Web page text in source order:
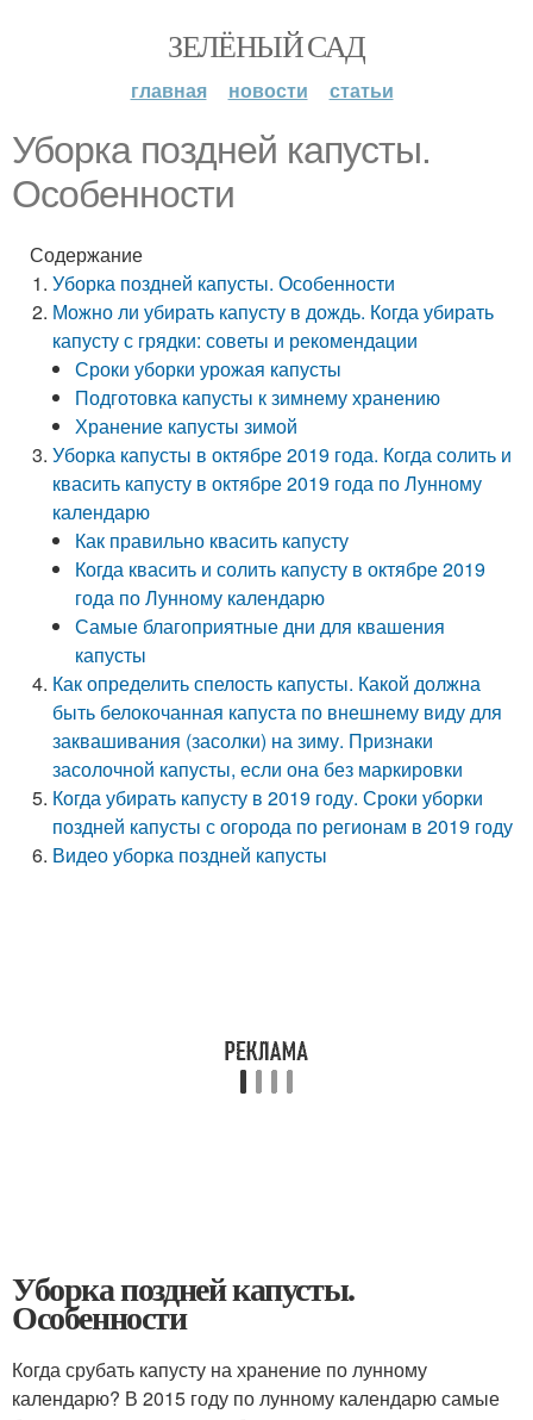
ЗЕЛЁНЫЙ САД
главная новости статьи
Уборка поздней капусты.
Особенности
Содержание
Уборка поздней капусты. Особенности
Можно ли убирать капусту в дождь. Когда убирать
капусту с грядки: советы и рекомендации
Сроки уборки урожая капусты
Подготовка капусты к зимнему хранению
Хранение капусты зимой
Уборка капусты в октябре 2019 года. Когда солить и
квасить капусту в октябре 2019 года по Лунному
календарю
Как правильно квасить капусту
Когда квасить и солить капусту в октябре 2019
года по Лунному календарю
Самые благоприятные дни для квашения
капусты
Как определить спелость капусты. Какой должна
быть белокочанная капуста по внешнему виду для
заквашивания (засолки) на зиму. Признаки
засолочной капусты, если она без маркировки
Когда убирать капусту в 2019 году. Сроки уборки
поздней капусты с огорода по регионам в 2019 году
Видео уборка поздней капусты
Уборка поздней капусты.
Особенности
Когда срубать капусту на хранение по лунному
календарю? В 2015 году по лунному календарю самые